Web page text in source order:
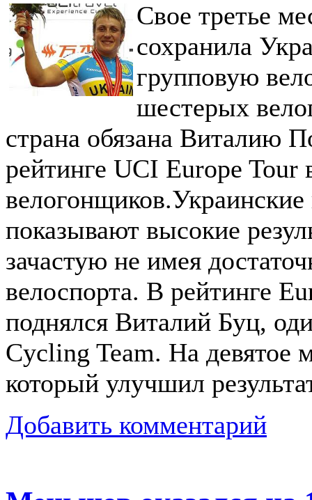
Свое третье
сохранила
групповую
шестерых
страна обязана Виталию
рейтинге UCI Europe Tour
показывают высокие
зачастую не имея
велоспорта. В рейтинге
поднялся Виталий Буц,
Cycling Team. На девятое
который улучшил
Добавить комментарий